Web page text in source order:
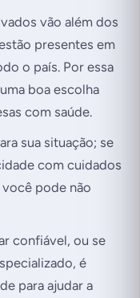
vão além dos
presentes em
o país. Por essa
boa escolha
com saúde.
sua situação; se
com cuidados
pode não
confiável, ou se
é
para ajudar a